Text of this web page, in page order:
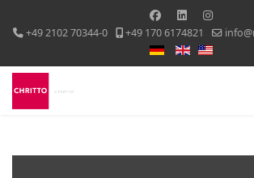
+49 2102 70344-0 +49 170 6174821
Sprache auswählen